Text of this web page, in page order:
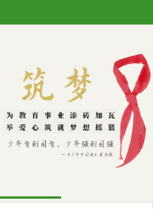
| 助学建校
| 关爱老人
| 志愿者培训
| 劝募志愿者查询
我要捐助